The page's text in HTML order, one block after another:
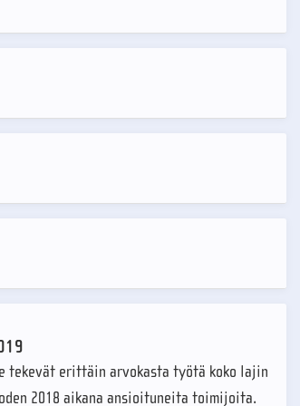
tekevät erittäin arvokasta työtä koko lajin
2018 aikana ansioituneita toimijoita.